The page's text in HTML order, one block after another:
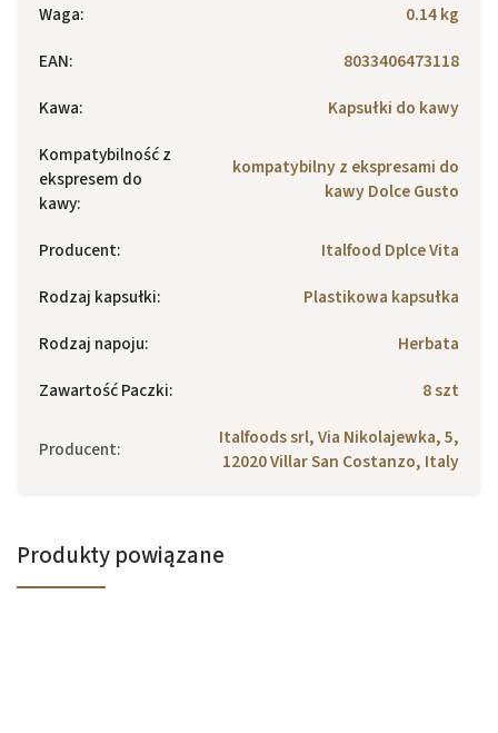
Waga:
0.14 kg
EAN:
8033406473118
Kawa:
Kapsułki do kawy
Kompatybilność z
ekspresem do
kawy:
kompatybilny z ekspresami do
kawy Dolce Gusto
Producent:
Italfood Dplce Vita
Rodzaj kapsułki:
Plastikowa kapsułka
Rodzaj napoju:
Herbata
Zawartość Paczki: 8 szt
Producent:
Italfoods srl, Via Nikolajewka, 5,
12020 Villar San Costanzo, Italy
Produkty powiązane